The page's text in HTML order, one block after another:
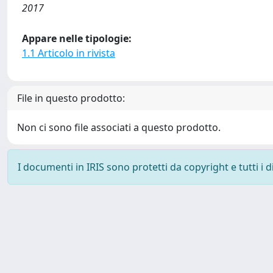
2017
Appare nelle tipologie:
1.1 Articolo in rivista
File in questo prodotto:
Non ci sono file associati a questo prodotto.
I documenti in IRIS sono protetti da copyright e tutti i